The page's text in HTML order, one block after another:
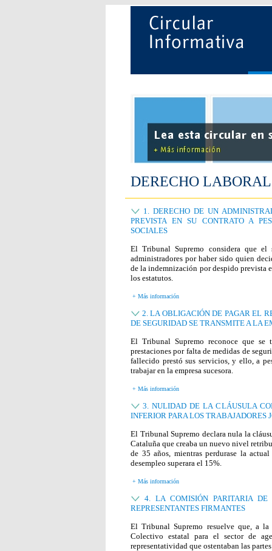
DERECHO LABORAL
1. DERECHO DE UN
PREVISTA EN SU CONTRATO A
SOCIALES
El Tribunal Supremo considera que
administradores por haber sido quien
de la indemnización por despido prevista
los estatutos.
+ Más información
2. LA OBLIGACIÓN DE PAGAR EL
DE SEGURIDAD SE TRANSMITE A LA
El Tribunal Supremo reconoce que se
prestaciones por falta de medidas de
fallecido prestó sus servicios, y ello, a
trabajar en la empresa sucesora.
+ Más información
3. NULIDAD DE LA CLÁUSULA
INFERIOR PARA LOS TRABAJADORES
El Tribunal Supremo declara nula la
Cataluña que creaba un nuevo nivel
de 35 años, mientras perdurase la
desempleo superara el 15%.
+ Más información
4. LA COMISIÓN PARITARIA
REPRESENTANTES FIRMANTES
El Tribunal Supremo resuelve que, a
Colectivo estatal para el sector de
representatividad que ostentaban las